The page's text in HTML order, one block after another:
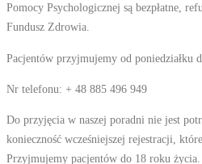
Pomocy Psychologicznej są bezpłatne,
Fundusz Zdrowia.
Pacjentów przyjmujemy od poniedziałku
Nr telefonu: + 48 885 496 949
Do przyjęcia w naszej poradni nie jest
konieczność wcześniejszej rejestracji,
Przyjmujemy pacjentów do 18 roku życia.